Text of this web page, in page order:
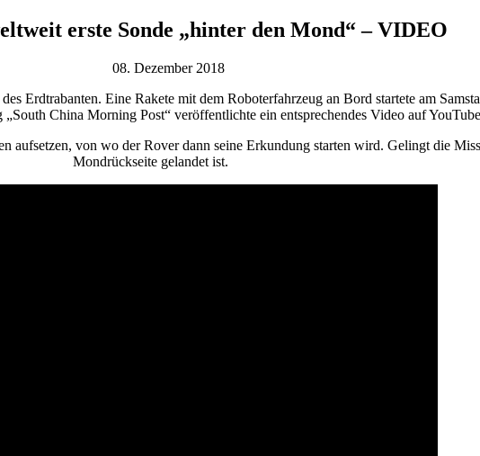
erste Sonde „hinter den Mond“ – VIDEO
08. Dezember 2018
Erdtrabanten. Eine Rakete mit dem Roboterfahrzeug an Bord startete am
China Morning Post“ veröffentlichte ein entsprechendes Video auf
aufsetzen, von wo der Rover dann seine Erkundung starten wird. Gelingt die
Mondrückseite gelandet ist.